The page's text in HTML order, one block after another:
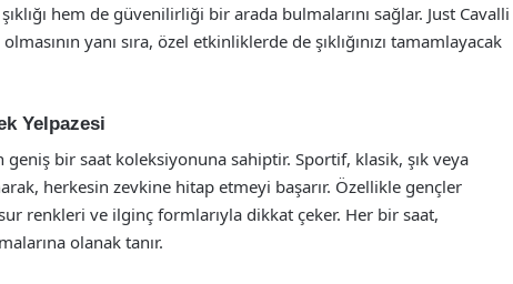
hem de güvenilirliği bir arada bulmalarını sağlar. Just Cavalli
yanı sıra, özel etkinliklerde de şıklığınızı tamamlayacak
Yelpazesi
geniş bir saat koleksiyonuna sahiptir. Sportif, klasik, şık veya
herkesin zevkine hitap etmeyi başarır. Özellikle gençler
renkleri ve ilginç formlarıyla dikkat çeker. Her bir saat,
olanak tanır.